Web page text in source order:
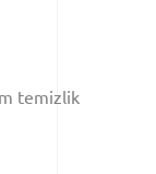
temizlik